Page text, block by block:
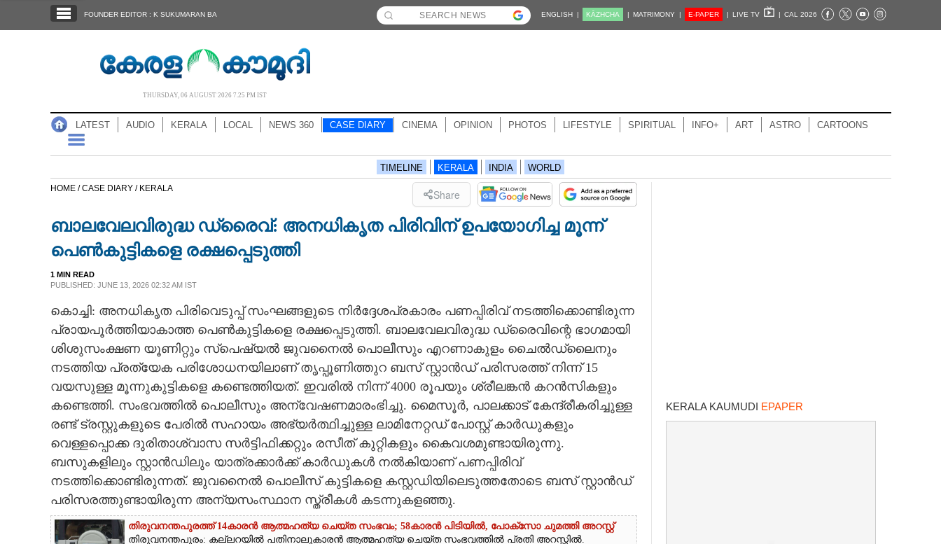
NOTIFIED NEWS
NEWS 360
CASE DIARY
OPINION
PHOTOS
LIFESTYLE
SPIRITUAL
FOUNDER EDITOR : K SUKUMARAN BA ENGLISH | KĀZHCHA | MATRIMONY | E-PAPER | LIVE TV | CAL 2026
THURSDAY, 06 AUGUST 2026 7.25 PM IST
LATEST AUDIO KERALA LOCAL NEWS 360 CASE DIARY CINEMA OPINION PHOTOS LIFESTYLE SPIRITUAL INFO+ ART ASTRO CARTOONS
TIMELINE KERALA INDIA WORLD
HOME /CASE DIARY / KERALA Share
ബാലവേലവിരുദ്ധ ഡ്രൈവ്: അനധികൃത പിരിവിന് ഉപയോഗിച്ച മൂന്ന്
പെൺകുട്ടി‌കളെ രക്ഷപ്പെടുത്തി
1 MIN READ
PUBLISHED: JUNE 13, 2026 02:32 AM IST
കൊച്ചി: അനധികൃത പിരിവെടുപ്പ് സംഘങ്ങളുടെ നിർദ്ദേശപ്രകാരം പണപ്പിരിവ് നടത്തിക്കൊണ്ടിരുന്ന
പ്രായപൂർത്തിയാകാത്ത പെൺകുട്ടികളെ രക്ഷപ്പെടുത്തി. ബാലവേലവിരുദ്ധ ഡ്രൈവിന്റെ ഭാഗമായി
ശിശുസംക്ഷണ യൂണിറ്റും സ്പെഷ്യൽ ജുവനൈൽ പൊലീസും എറണാകുളം ചൈൽഡ്ലൈനും
നടത്തിയ പ്രത്യേക പരിശോധനയിലാണ് തൃപ്പൂണിത്തുറ ബസ് സ്റ്റാൻഡ് പരിസരത്ത് നിന്ന് 15
വയസുള്ള മൂന്നുകുട്ടികളെ കണ്ടെത്തിയത്. ഇവരിൽ നിന്ന് 4000 രൂപയും ശ്രീലങ്കൻ കറൻസികളും
കണ്ടെത്തി. സംഭവത്തിൽ പൊലീസും അന്വേഷണമാരംഭിച്ചു. മൈസൂർ, പാലക്കാട് കേന്ദ്രീകരിച്ചുള്ള
രണ്ട് ട്രസ്റ്റുകളുടെ പേരിൽ സഹായം അഭ്യർത്ഥിച്ചുള്ള ലാമിനേറ്റഡ് പോസ്റ്റ് കാർഡുകളും
വെള്ളപ്പൊക്ക ദുരിതാശ്വാസ സർ‌ട്ടിഫിക്കറ്റും രസീത് കുറ്റികളും കൈവശമുണ്ടായിരുന്നു.
ബസുകളിലും സ്റ്റാൻഡിലും യാത്രക്കാർക്ക് കാ‌ർഡുകൾ നൽകിയാണ് പണപ്പിരിവ്
നടത്തിക്കൊണ്ടിരുന്നത്. ജുവനൈൽ പൊലീസ് കുട്ടികളെ കസ്റ്റഡിയിലെടുത്തതോടെ ബസ് സ്റ്റാൻഡ്
പരിസരത്തുണ്ടായിരുന്ന അന്യസംസ്ഥാന സ്ത്രീകൾ കടന്നുകളഞ്ഞു.
തിരുവനന്തപുരത്ത് 14കാരൻ ആത്മഹത്യ ചെയ്ത സംഭവം; 58കാരൻ പിടിയിൽ, പോക്‌സോ ചുമത്തി അറസ്റ്റ്
തിരുവനന്തപുരം: കല്ലറയിൽ പതിനാലുകാരൻ ആത്മഹത്യ ചെയ്ത സംഭവത്തിൽ പ്രതി അറസ്റ്റിൽ.
KERALA KAUMUDI EPAPER